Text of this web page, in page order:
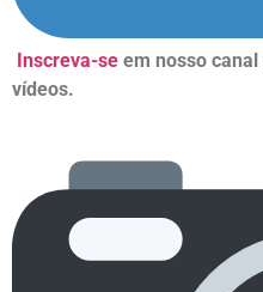
Inscreva-se em nosso
vídeos.